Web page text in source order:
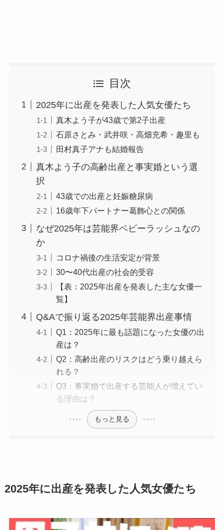
目次
2025年に出産を発表した人気女優たち
真木よう子が43歳で第2子出産
石原さとみ・武井咲・高畑充希・趣里も
田村真子アナも結婚報告
真木よう子の高齢出産と事実婚という選
択
43歳での出産と妊娠糖尿病
16歳年下パートナー葛飾心との関係
なぜ2025年は芸能界ベビーラッシュなの
か
コロナ禍後の生活安定が背景
30〜40代出産の社会的受容
【表：2025年出産を発表した主な女優一
覧】
Q&Aで振り返る2025年芸能界出産事情
Q1：2025年に最も話題になった女優の出
産は？
Q2：高齢出産のリスクはどう乗り越えら
れる？
Q3：事実婚で出産する芸能人が増えてい
る理由は？
もっと見る
2025年に出産を発表した人気女優たち